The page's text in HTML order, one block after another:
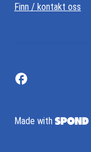
Finn / kontakt oss
Made with